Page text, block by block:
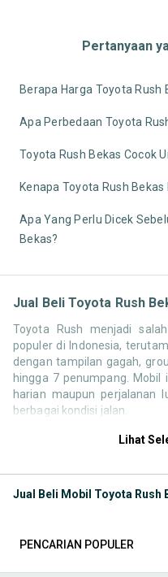
Pertanyaan
Berapa Harga Toyota Rush
Apa Perbedaan Toyota
Toyota Rush Bekas Cocok
Kenapa Toyota Rush Bekas
Apa Yang Perlu Dicek
Bekas?
Jual Beli Toyota Rush
Toyota Rush menjadi
populer di Indonesia,
dengan tampilan gagah,
hingga 7 penumpang. Mobil
harian maupun perjalanan
berbagai kondisi jalan.
Di OLX Indonesia, kamu
generasi ke generasi,
Lihat
Jual Beli Mobil Toyota Rush
PENCARIAN POPULER